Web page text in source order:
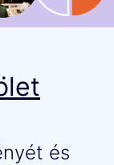
és